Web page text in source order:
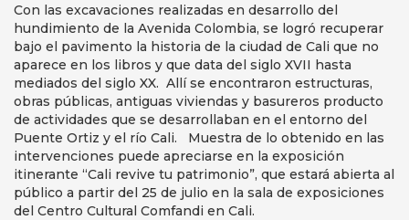
Con las excavaciones realizadas en desarrollo del
hundimiento de la Avenida Colombia, se logró recuperar
bajo el pavimento la historia de la ciudad de Cali que no
aparece en los libros y que data del siglo XVII hasta
mediados del siglo XX. Allí se encontraron estructuras,
obras públicas, antiguas viviendas y basureros producto
de actividades que se desarrollaban en el entorno del
Puente Ortiz y el río Cali. Muestra de lo obtenido en las
intervenciones puede apreciarse en la exposición
itinerante “Cali revive tu patrimonio”, que estará abierta al
público a partir del 25 de julio en la sala de exposiciones
del Centro Cultural Comfandi en Cali.